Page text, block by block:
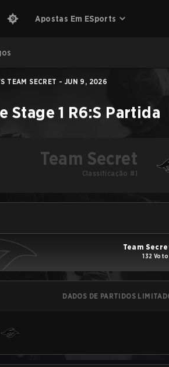
Apostas Em ESports
TEAM SECRET - JUN 9, 2026
Stage 1 R6:S Partida
Team Secret
Classificação #1
Team
132
DADOS DE PARTIDOS